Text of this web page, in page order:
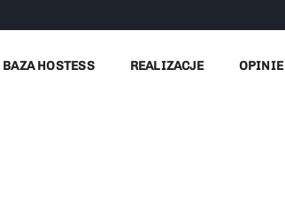
BAZA HOSTESS REALIZACJE OPINIE